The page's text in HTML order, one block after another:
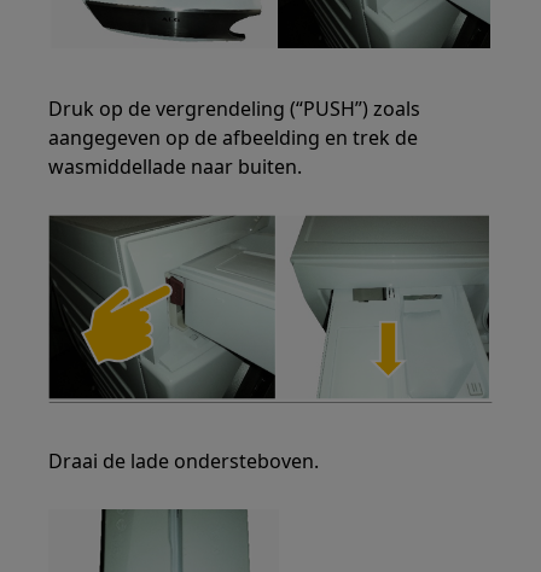
Druk op de vergrendeling (“PUSH”) zoals
aangegeven op de afbeelding en trek de
wasmiddellade naar buiten.
Draai de lade ondersteboven.